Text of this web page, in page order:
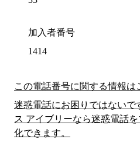
加入者番号
1414
この電話番号に関する情報は
迷惑電話にお困りではない
ス アイブリーなら迷惑電話
化できます。